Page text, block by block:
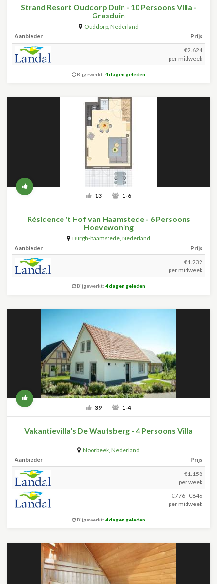
Strand Resort Ouddorp Duin - 10 Persoons Villa -
Grasduin
Ouddorp, Nederland
Aanbieder
Prijs
€2.624
per midweek
Bijgewerkt: 4 dagen geleden
13 1-6
Résidence 't Hof van Haamstede - 6 Persoons
Hoevewoning
Burgh-haamstede, Nederland
Aanbieder
Prijs
€1.232
per midweek
Bijgewerkt: 4 dagen geleden
39 1-4
Vakantievilla's De Waufsberg - 4 Persoons Villa
Noorbeek, Nederland
Aanbieder
Prijs
€1.158
per week
€776 - €846
per midweek
Bijgewerkt: 4 dagen geleden